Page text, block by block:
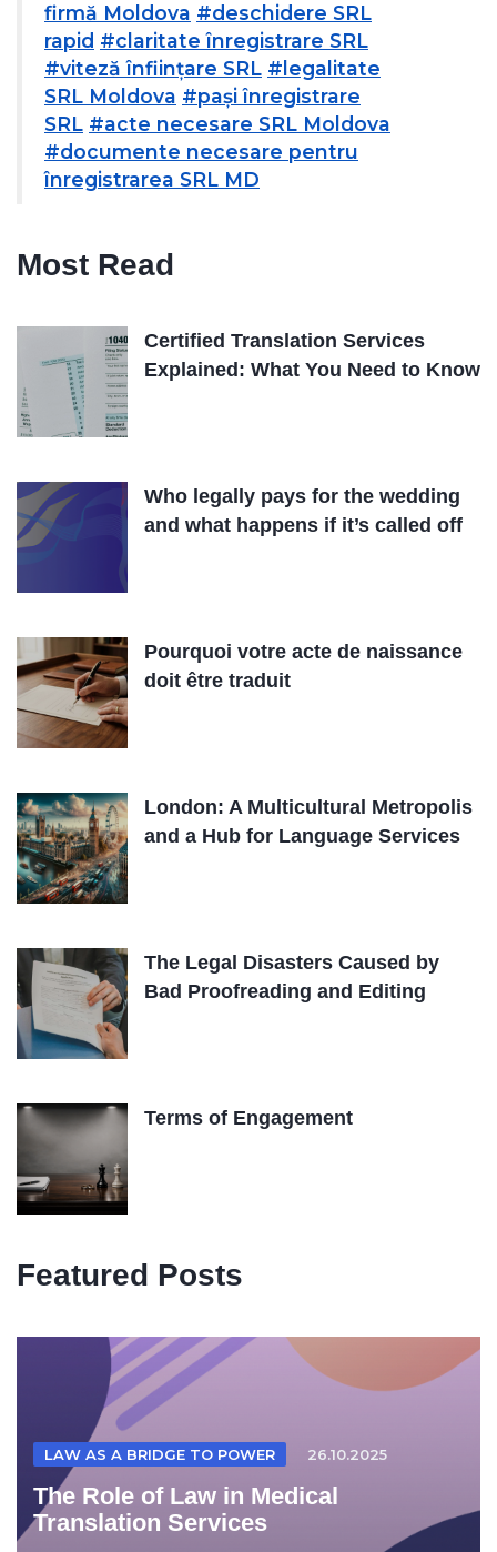
firmă Moldova #deschidere SRL
rapid #claritate înregistrare SRL
#viteză înființare SRL #legalitate
SRL Moldova #pași înregistrare
SRL #acte necesare SRL Moldova
#documente necesare pentru
înregistrarea SRL MD
Most Read
Certified Translation Services
Explained: What You Need to Know
Who legally pays for the wedding
and what happens if it’s called off
Pourquoi votre acte de naissance
doit être traduit
London: A Multicultural Metropolis
and a Hub for Language Services
The Legal Disasters Caused by
Bad Proofreading and Editing
Terms of Engagement
Featured Posts
LAW AS A BRIDGE TO POWER 26.10.2025
The Role of Law in Medical
Translation Services